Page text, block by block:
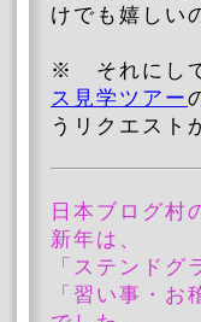
けでも嬉しい
※ それにし
ス見学ツアー
うリクエス
日本ブログ村
新年は、
「ステンド
「習い事・